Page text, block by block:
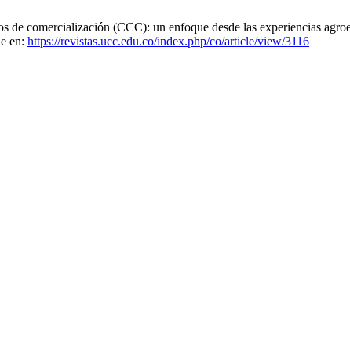
comercialización (CCC): un enfoque desde las experiencias
en: https://revistas.ucc.edu.co/index.php/co/article/view/3116